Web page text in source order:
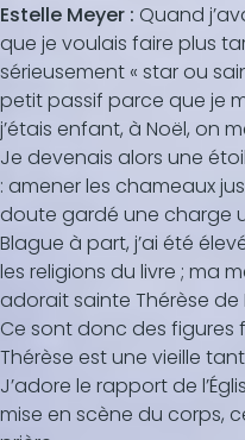
Estelle Meyer : Quand
que je voulais faire plus
sérieusement « star ou
petit passif parce que je
j’étais enfant, à Noël, on
Je devenais alors une
: amener les chameaux
doute gardé une charge
Blague à part, j’ai été
les religions du livre ; ma
adorait sainte Thérèse de
Ce sont donc des figures
Thérèse est une vieille
J’adore le rapport de
mise en scène du corps,